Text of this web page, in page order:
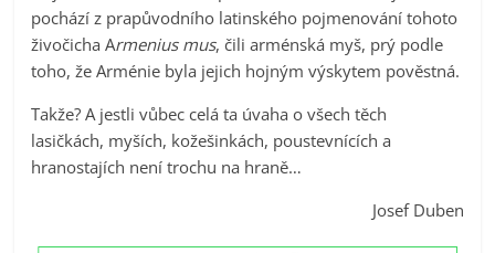
pochází z prapůvodního latinského pojmenování tohoto
živočicha Armenius mus, čili arménská myš, prý podle
toho, že Arménie byla jejich hojným výskytem pověstná.
Takže? A jestli vůbec celá ta úvaha o všech těch
lasičkách, myších, kožešinkách, poustevnících a
hranostajích není trochu na hraně…
Josef Duben